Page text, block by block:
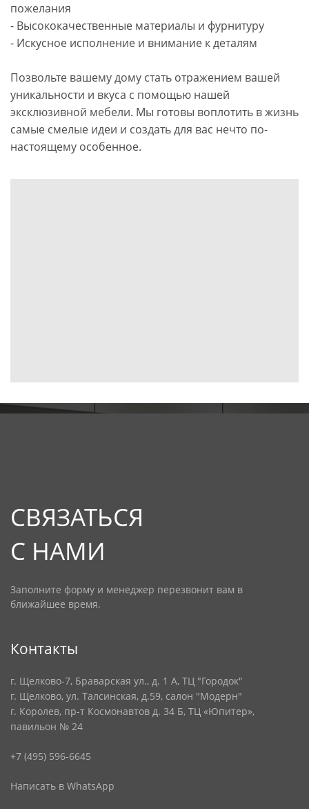
пожелания
- Высококачественные материалы и фурнитуру
- Искусное исполнение и внимание к деталям
Позвольте вашему дому стать отражением вашей
уникальности и вкуса с помощью нашей
эксклюзивной мебели. Мы готовы воплотить в жизнь
самые смелые идеи и создать для вас нечто по-
настоящему особенное.
СВЯЗАТЬСЯ
С НАМИ
Заполните форму и менеджер перезвонит вам в
ближайшее время.
Контакты
г. Щелково-7, Браварская ул., д. 1 А, ТЦ "Городок"
г. Щелково, ул. Талсинская, д.59, салон "Модерн"
г. Королев, пр-т Космонавтов д. 34 Б, ТЦ «Юпитер»,
павильон № 24
+7 (495) 596-6645
Написать в WhatsApp